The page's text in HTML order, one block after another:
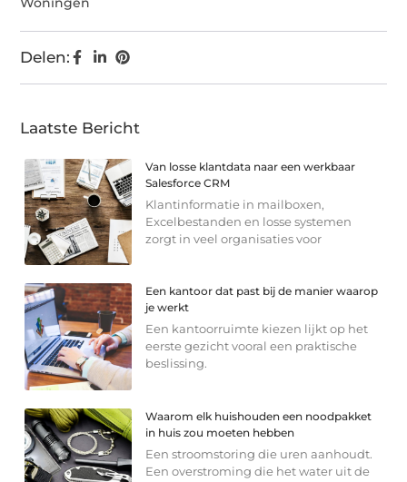
Delen:
Laatste Bericht
Van losse klantdata naar een werkbaar
Salesforce CRM
Klantinformatie in mailboxen,
Excelbestanden en losse systemen
zorgt in veel organisaties voor
Een kantoor dat past bij de manier waarop
je werkt
Een kantoorruimte kiezen lijkt op het
eerste gezicht vooral een praktische
beslissing.
Waarom elk huishouden een noodpakket
in huis zou moeten hebben
Een stroomstoring die uren aanhoudt.
Een overstroming die het water uit de